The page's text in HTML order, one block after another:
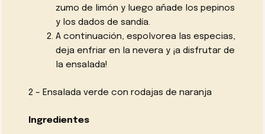
zumo de limón y luego añade los pepinos
y los dados de sandía.
A continuación, espolvorea las especias,
deja enfriar en la nevera y ¡a disfrutar de
la ensalada!
2 – Ensalada verde con rodajas de naranja
Ingredientes